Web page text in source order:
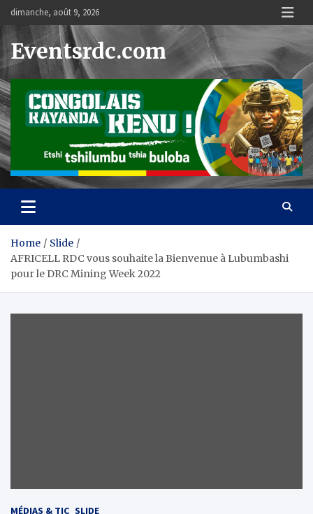
Skip
content
dimanche, août 9, 2026
Eventsrdc.com
Home
Slide
AFRICELL RDC vous souhaite la Bienvenue à Lubumbashi
pour le DRC Mining Week 2022
MÉDIAS & TIC SLIDE